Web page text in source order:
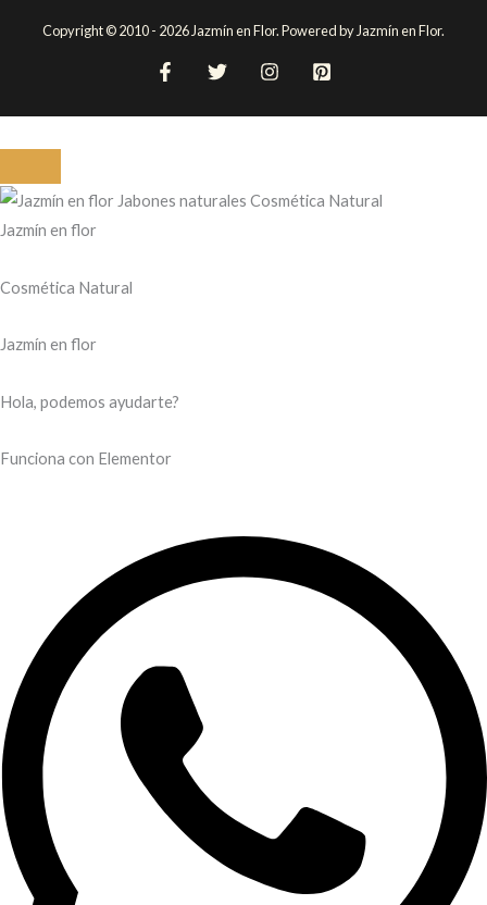
Copyright © 2010 - 2026 Jazmín en Flor. Powered by Jazmín en Flor.
Jazmín en flor
Cosmética Natural
Jazmín en flor
Hola, podemos ayudarte?
Funciona con Elementor